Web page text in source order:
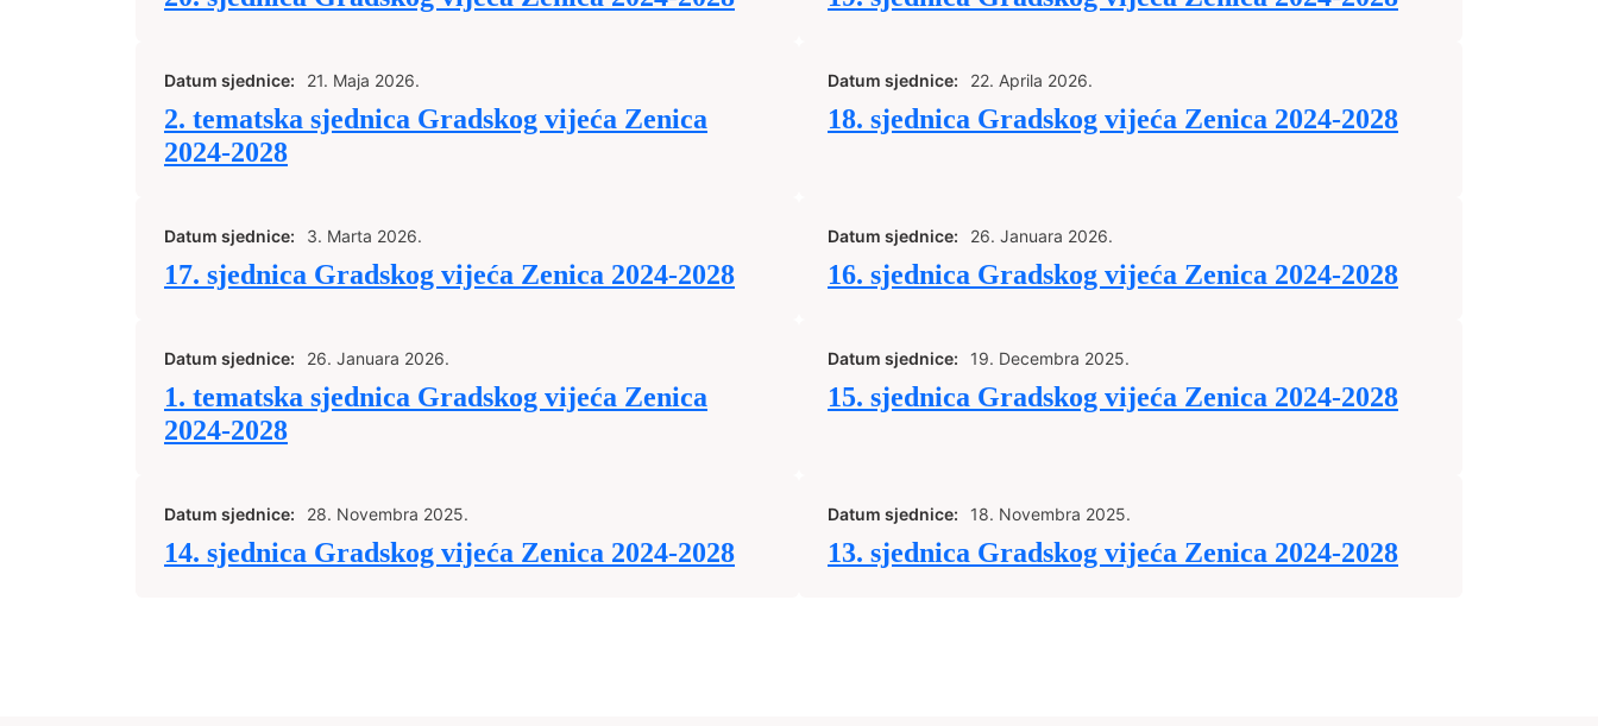
Datum sjednice: 21. Maja 2026.
2. tematska sjednica Gradskog vijeća Zenica
2024-2028
Datum sjednice: 22. Aprila 2026.
18. sjednica Gradskog vijeća Zenica 2024-2028
Datum sjednice: 3. Marta 2026.
17. sjednica Gradskog vijeća Zenica 2024-2028
Datum sjednice: 26. Januara 2026.
16. sjednica Gradskog vijeća Zenica 2024-2028
Datum sjednice: 26. Januara 2026.
1. tematska sjednica Gradskog vijeća Zenica
2024-2028
Datum sjednice: 19. Decembra 2025.
15. sjednica Gradskog vijeća Zenica 2024-2028
Datum sjednice: 28. Novembra 2025.
14. sjednica Gradskog vijeća Zenica 2024-2028
Datum sjednice: 18. Novembra 2025.
13. sjednica Gradskog vijeća Zenica 2024-2028